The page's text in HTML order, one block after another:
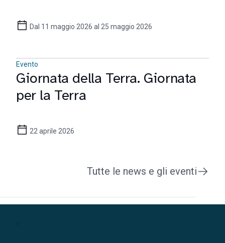
Dal 11 maggio 2026 al 25 maggio 2026
Evento
Giornata della Terra. Giornata
per la Terra
22 aprile 2026
Tutte le news e gli eventi